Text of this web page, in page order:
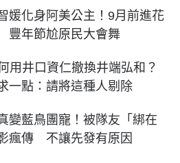
媛化身阿美公主！9月前進花
年節尬原民大會舞
用井口資仁撤換井端弘和？
一點：請將這種人剔除
變藍鳥團寵！被隊友「綁在
瘋傳 不讓先發有原因